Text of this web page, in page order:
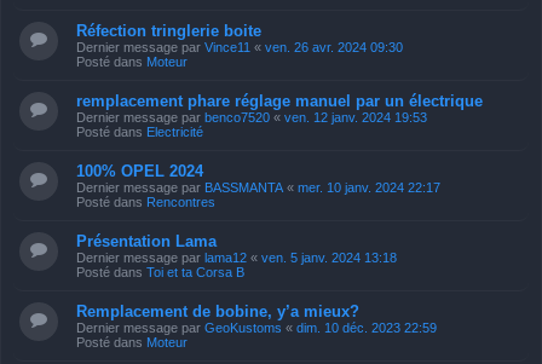
Réfection tringlerie boite
Dernier message par Vince11 « ven. 26 avr. 2024 09:30
Posté dans Moteur
remplacement phare réglage manuel par un électrique
Dernier message par benco7520 « ven. 12 janv. 2024 19:53
Posté dans Electricité
100% OPEL 2024
Dernier message par BASSMANTA « mer. 10 janv. 2024 22:17
Posté dans Rencontres
Présentation Lama
Dernier message par lama12 « ven. 5 janv. 2024 13:18
Posté dans Toi et ta Corsa B
Remplacement de bobine, y’a mieux?
Dernier message par GeoKustoms « dim. 10 déc. 2023 22:59
Posté dans Moteur